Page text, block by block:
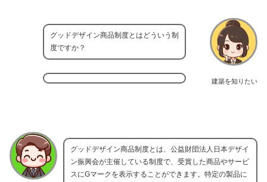
建築を知りたい
グッドデザイン商品制度とはどういう制
度ですか？
グッドデザイン商品制度とは、公益財団法人日本デザイ
ン振興会が主催している制度で、受賞した商品やサービ
スにGマークを表示することができます。特定の製品に